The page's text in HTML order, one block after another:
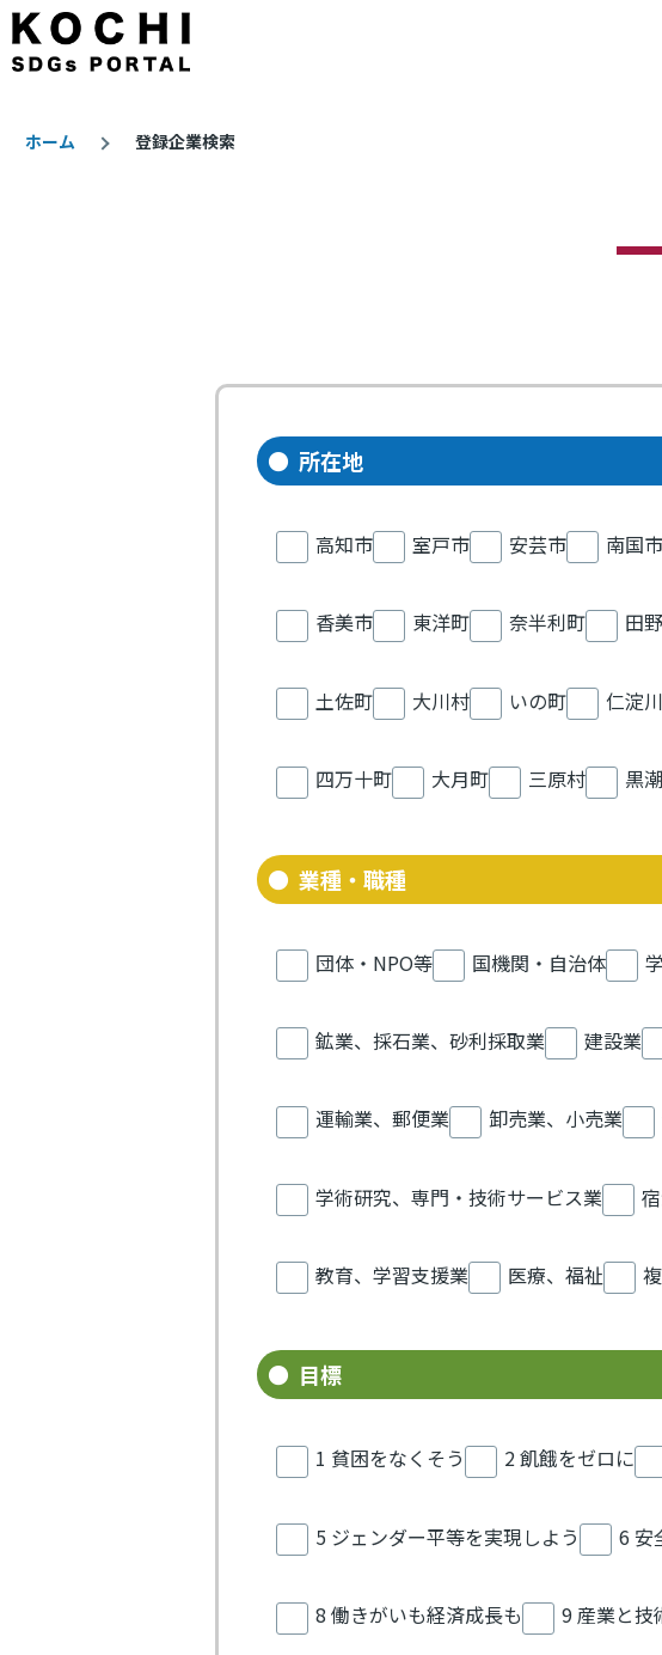
メインコンテンツに移動
ホーム 登録企業検索
所在地
高知市 室戸市 安芸市 南国市
香美市 東洋町 奈半利町 田
土佐町 大川村 いの町 仁淀
四万十町 大月町 三原村 黒
業種・職種
団体・NPO等 国機関・自治体
鉱業、採石業、砂利採取業 建設業
運輸業、郵便業 卸売業、小売業
学術研究、専門・技術サービス業
教育、学習支援業 医療、福祉
目標
1 貧困をなくそう 2 飢餓をゼロに
5 ジェンダー平等を実現しよう 6 安
8 働きがいも経済成長も 9 産業と技